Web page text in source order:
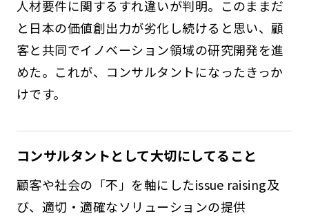
人材要件に関するすれ違いが判明。このままだ
と日本の価値創出力が劣化し続けると思い、顧
客と共同でイノベーション領域の研究開発を進
めた。これが、コンサルタントになったきっか
けです。
コンサルタントとして大切にしてること
顧客や社会の「不」を軸にしたissue raising及
び、適切・適確なソリューションの提供